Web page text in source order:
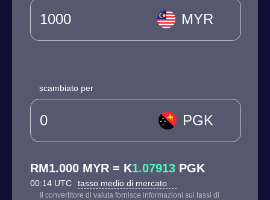
MYR
scambiato per
PGK
RM1.000 MYR = K1.07913 PGK
00:14 UTC tasso medio di mercato
Il convertitore di valuta fornisce informazioni sui tassi di